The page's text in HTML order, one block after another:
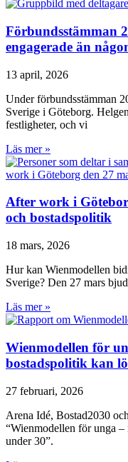
Förbundsstämman
engagerade än
13 april, 2026
Under förbundsstämman
Sverige i Göteborg.
festligheter, och vi
Läs mer »
After work i
och bostadspolitik
18 mars, 2026
Hur kan Wienmodellen
Sverige? Den 27 mars
Läs mer »
Wienmodellen för
bostadspolitik kan
27 februari, 2026
Arena Idé, Bostad2030
“Wienmodellen för unga
under 30”.